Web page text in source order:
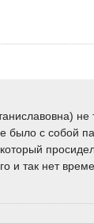
не
было с собой
и так нет